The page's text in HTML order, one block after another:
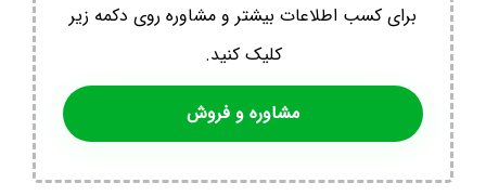
برای کسب اطلاعات بیشتر و مشاوره روی دکمه زیر
کلیک کنید.
مشاوره و فروش